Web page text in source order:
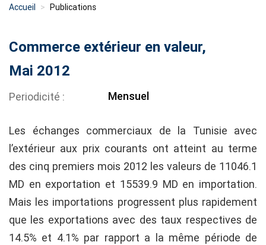
Accueil Publications
Commerce extérieur en valeur,
Mai 2012
Periodicité Mensuel
Les échanges commerciaux de la Tunisie avec
l’extérieur aux prix courants ont atteint au terme
des cinq premiers mois 2012 les valeurs de 11046.1
MD en exportation et 15539.9 MD en importation.
Mais les importations progressent plus rapidement
que les exportations avec des taux respectives de
14.5% et 4.1% par rapport a la même période de